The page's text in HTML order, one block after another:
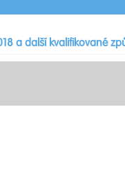
a další kvalifikované